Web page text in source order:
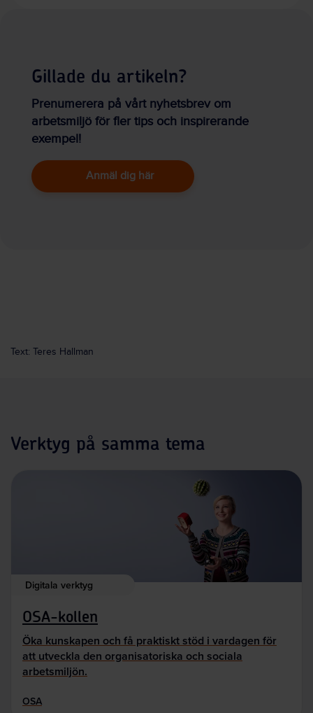
Gillade du artikeln?
Prenumerera på vårt nyhetsbrev om
arbetsmiljö för fler tips och inspirerande
exempel!
Anmäl dig här
Text: Teres Hallman
Verktyg på samma tema
Digitala verktyg
OSA-kollen
Öka kunskapen och få praktiskt stöd i vardagen för
att utveckla den organisatoriska och sociala
arbetsmiljön.
OSA